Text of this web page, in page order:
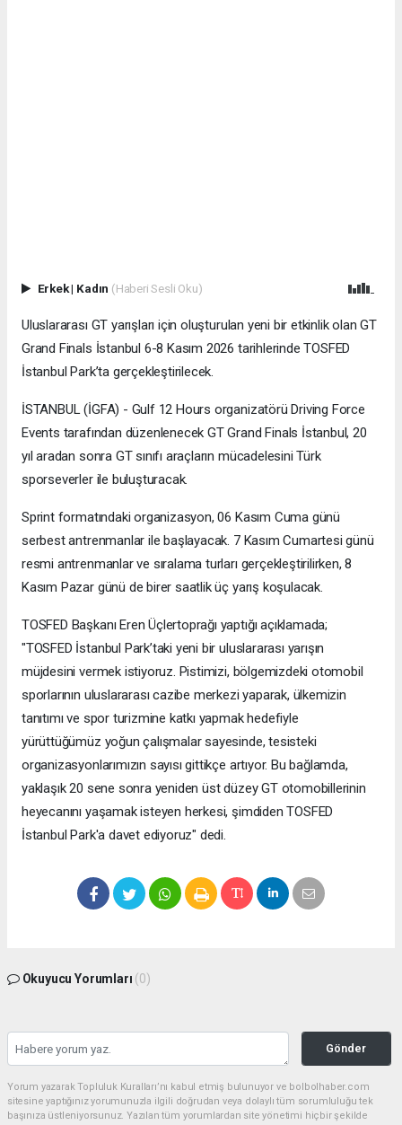
Erkek| Kadın (Haberi Sesli Oku)
Uluslararası GT yarışları için oluşturulan yeni bir etkinlik olan GT
Grand Finals İstanbul 6-8 Kasım 2026 tarihlerinde TOSFED
İstanbul Park’ta gerçekleştirilecek.
İSTANBUL (İGFA) - Gulf 12 Hours organizatörü Driving Force
Events tarafından düzenlenecek GT Grand Finals İstanbul, 20
yıl aradan sonra GT sınıfı araçların mücadelesini Türk
sporseverler ile buluşturacak.
Sprint formatındaki organizasyon, 06 Kasım Cuma günü
serbest antrenmanlar ile başlayacak. 7 Kasım Cumartesi günü
resmi antrenmanlar ve sıralama turları gerçekleştirilirken, 8
Kasım Pazar günü de birer saatlik üç yarış koşulacak.
TOSFED Başkanı Eren Üçlertoprağı yaptığı açıklamada;
"TOSFED İstanbul Park’taki yeni bir uluslararası yarışın
müjdesini vermek istiyoruz. Pistimizi, bölgemizdeki otomobil
sporlarının uluslararası cazibe merkezi yaparak, ülkemizin
tanıtımı ve spor turizmine katkı yapmak hedefiyle
yürüttüğümüz yoğun çalışmalar sayesinde, tesisteki
organizasyonlarımızın sayısı gittikçe artıyor. Bu bağlamda,
yaklaşık 20 sene sonra yeniden üst düzey GT otomobillerinin
heyecanını yaşamak isteyen herkesi, şimdiden TOSFED
İstanbul Park'a davet ediyoruz" dedi.
Okuyucu Yorumları (0)
Gönder
Yorum yazarak Topluluk Kuralları’nı kabul etmiş bulunuyor ve bolbolhaber.com
sitesine yaptığınız yorumunuzla ilgili doğrudan veya dolaylı tüm sorumluluğu tek
başınıza üstleniyorsunuz. Yazılan tüm yorumlardan site yönetimi hiçbir şekilde